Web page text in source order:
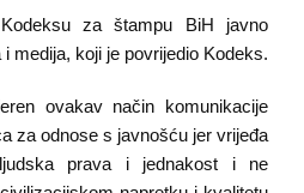
za štampu BiH javno
medija, koji je povrijedio Kodeks.
ovakav način komunikacije
za odnose s javnošću jer vrijeđa
prava i jednakost i ne